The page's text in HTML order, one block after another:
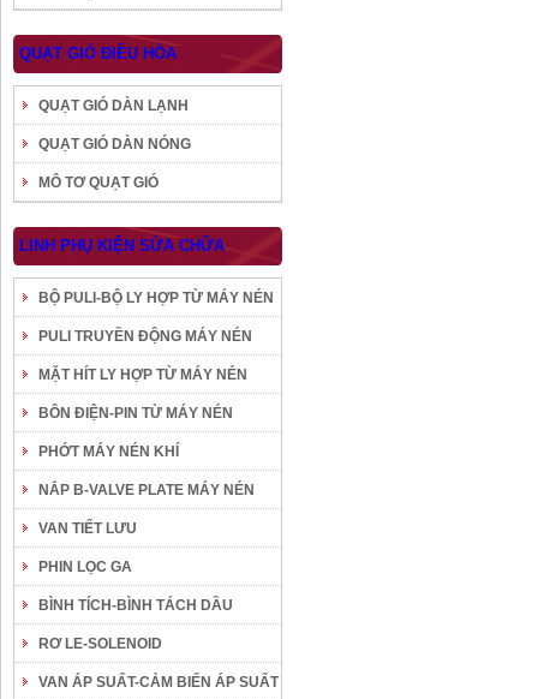
QUẠT GIÓ ĐIỀU HÒA
QUẠT GIÓ DÀN LẠNH
QUẠT GIÓ DÀN NÓNG
MÔ TƠ QUẠT GIÓ
LINH PHỤ KIỆN SỬA CHỮA
BỘ PULI-BỘ LY HỢP TỪ MÁY NÉN
PULI TRUYỀN ĐỘNG MÁY NÉN
MẶT HÍT LY HỢP TỪ MÁY NÉN
BÔN ĐIỆN-PIN TỪ MÁY NÉN
PHỚT MÁY NÉN KHÍ
NẮP B-VALVE PLATE MÁY NÉN
VAN TIẾT LƯU
PHIN LỌC GA
BÌNH TÍCH-BÌNH TÁCH DẦU
RƠ LE-SOLENOID
VAN ÁP SUẤT-CẢM BIẾN ÁP SUẤT